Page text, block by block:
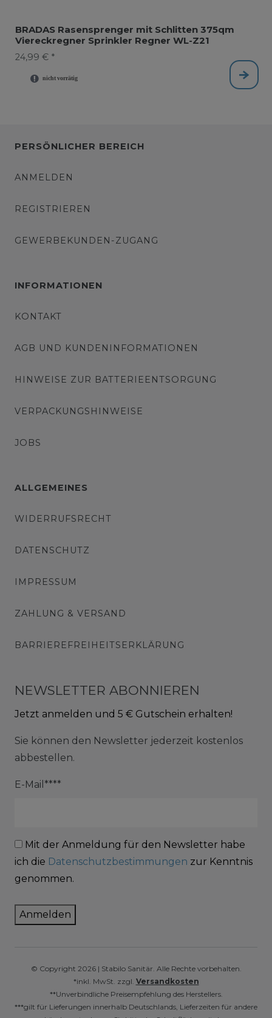
BRADAS Rasensprenger mit Schlitten 375qm
Viereckregner Sprinkler Regner WL-Z21
24,99 € *
PERSÖNLICHER BEREICH
ANMELDEN
REGISTRIEREN
GEWERBEKUNDEN-ZUGANG
INFORMATIONEN
KONTAKT
AGB UND KUNDENINFORMATIONEN
HINWEISE ZUR BATTERIEENTSORGUNG
VERPACKUNGSHINWEISE
JOBS
ALLGEMEINES
WIDERRUFSRECHT
DATENSCHUTZ
IMPRESSUM
ZAHLUNG & VERSAND
BARRIEREFREIHEITSERKLÄRUNG
NEWSLETTER ABONNIEREN
Jetzt anmelden und 5 € Gutschein erhalten!
Sie können den Newsletter jederzeit kostenlos
abbestellen.
E-Mail****
Mit der Anmeldung für den Newsletter habe
ich die Datenschutzbestimmungen zur Kenntnis
genommen.
Anmelden
© Copyright 2026 | Stabilo Sanitär. Alle Rechte vorbehalten.
*inkl. MwSt. zzgl. Versandkosten
**Unverbindliche Preisempfehlung des Herstellers.
***gilt für Lieferungen innerhalb Deutschlands, Lieferzeiten für andere